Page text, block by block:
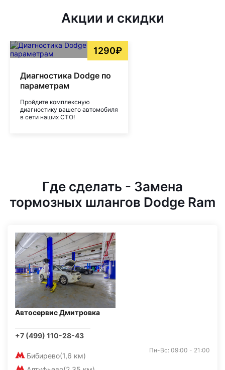
Акции и скидки
1290₽
Диагностика Dodge по
параметрам
Пройдите комплексную
диагностику вашего автомобиля
в сети наших СТО!
Где сделать - Замена
тормозных шлангов Dodge Ram
Автосервис Дмитровка
+7 (499) 110-28-43
Бибирево(1,6 км)
Пн-Вс: 09:00 - 21:00